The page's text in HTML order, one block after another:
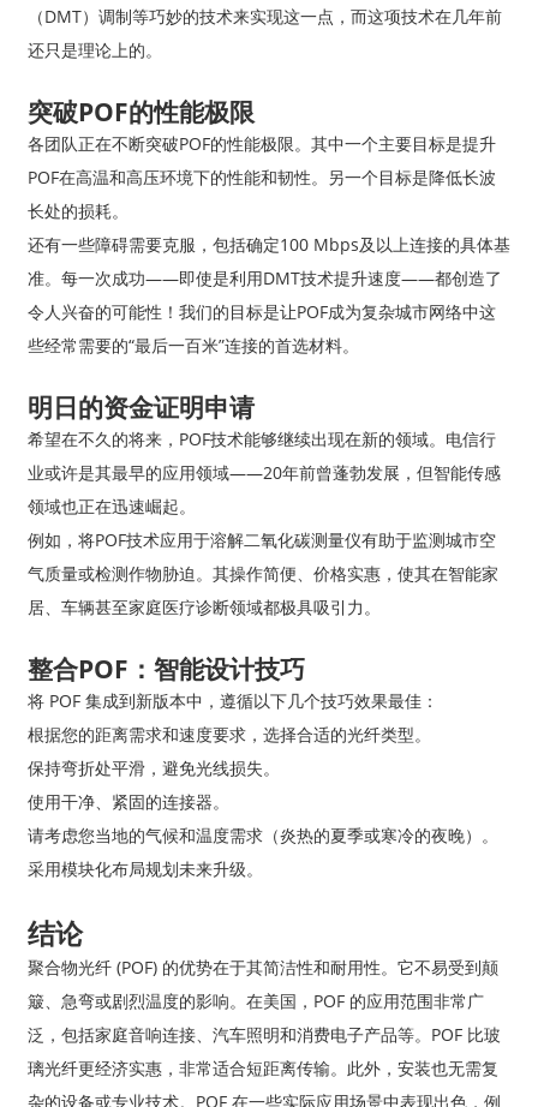
（DMT）调制等巧妙的技术来实现这一点，而这项技术在几年前
还只是理论上的。
突破POF的性能极限
各团队正在不断突破POF的性能极限。其中一个主要目标是提升
POF在高温和高压环境下的性能和韧性。另一个目标是降低长波
长处的损耗。
还有一些障碍需要克服，包括确定100 Mbps及以上连接的具体基
准。每一次成功——即使是利用DMT技术提升速度——都创造了
令人兴奋的可能性！我们的目标是让POF成为复杂城市网络中这
些经常需要的“最后一百米”连接的首选材料。
明日的资金证明申请
希望在不久的将来，POF技术能够继续出现在新的领域。电信行
业或许是其最早的应用领域——20年前曾蓬勃发展，但智能传感
领域也正在迅速崛起。
例如，将POF技术应用于溶解二氧化碳测量仪有助于监测城市空
气质量或检测作物胁迫。其操作简便、价格实惠，使其在智能家
居、车辆甚至家庭医疗诊断领域都极具吸引力。
整合POF：智能设计技巧
将 POF 集成到新版本中，遵循以下几个技巧效果最佳：
根据您的距离需求和速度要求，选择合适的光纤类型。
保持弯折处平滑，避免光线损失。
使用干净、紧固的连接器。
请考虑您当地的气候和温度需求（炎热的夏季或寒冷的夜晚）。
采用模块化布局规划未来升级。
结论
聚合物光纤 (POF) 的优势在于其简洁性和耐用性。它不易受到颠
簸、急弯或剧烈温度的影响。在美国，POF 的应用范围非常广
泛，包括家庭音响连接、汽车照明和消费电子产品等。POF 比玻
璃光纤更经济实惠，非常适合短距离传输。此外，安装也无需复
杂的设备或专业技术。POF 在一些实际应用场景中表现出色，例